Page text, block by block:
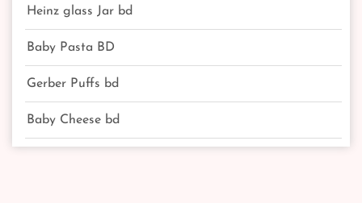
Heinz glass Jar bd
Baby Pasta BD
Gerber Puffs bd
Baby Cheese bd